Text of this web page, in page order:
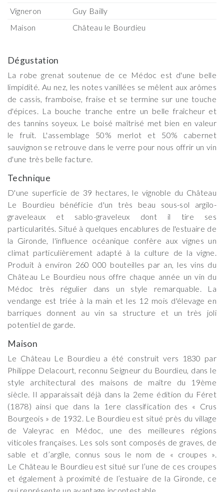
Vigneron
Guy Bailly
Maison
Château le Bourdieu
Dégustation
La robe grenat soutenue de ce Médoc est d'une belle
limpidité. Au nez, les notes vanillées se mêlent aux arômes
de cassis, framboise, fraise et se termine sur une touche
d'épices. La bouche tranche entre un belle fraîcheur et
des tannins soyeux. Le boisé maîtrisé met bien en valeur
le fruit. L'assemblage 50% merlot et 50% cabernet
sauvignon se retrouve dans le verre pour nous offrir un vin
d'une très belle facture.
Technique
D'une superficie de 39 hectares, le vignoble du Château
Le Bourdieu bénéficie d'un très beau sous-sol argilo-
graveleaux et sablo-graveleux dont il tire ses
particularités. Situé à quelques encablures de l'estuaire de
la Gironde, l'influence océanique confère aux vignes un
climat particulièrement adapté à la culture de la vigne.
Produit à environ 260 000 bouteilles par an, les vins du
Château Le Bourdieu nous offre chaque année un vin du
Médoc très régulier dans un style remarquable. La
vendange est triée à la main et les 12 mois d'élevage en
barriques donnent au vin sa structure et un très joli
potentiel de garde.
Maison
Le Château Le Bourdieu a été construit vers 1830 par
Philippe Delacourt, reconnu Seigneur du Bourdieu, dans le
style architectural des maisons de maître du 19ème
siècle. Il apparaissait déjà dans la 2eme édition du Féret
(1878) ainsi que dans la 1ere classification des « Crus
Bourgeois » de 1932. Le Bourdieu est situé près du village
de Valeyrac en Médoc, une des meilleures régions
viticoles françaises. Les sols sont composés de graves, de
sable et d’argile, connus sous le nom de « croupes ».
Le Château le Bourdieu est situé sur l’une de ces croupes
et également à proximité de l’estuaire de la Gironde, ce